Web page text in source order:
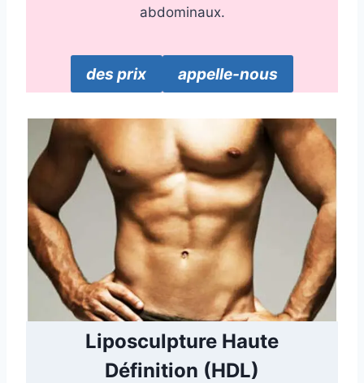
abdominaux.
des prix appelle-nous
Liposculpture Haute
Définition (HDL)